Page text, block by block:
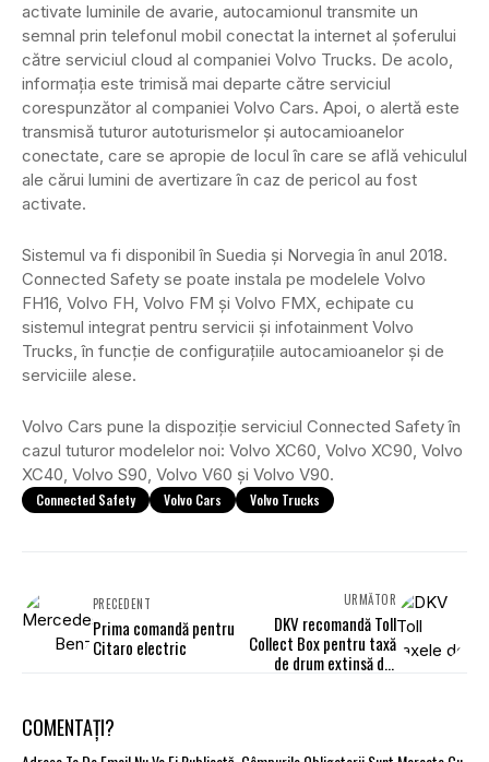
activate luminile de avarie, autocamionul transmite un
semnal prin telefonul mobil conectat la internet al șoferului
către serviciul cloud al companiei Volvo Trucks. De acolo,
informația este trimisă mai departe către serviciul
corespunzător al companiei Volvo Cars. Apoi, o alertă este
transmisă tuturor autoturismelor și autocamioanelor
conectate, care se apropie de locul în care se află vehiculul
ale cărui lumini de avertizare în caz de pericol au fost
activate.
Sistemul va fi disponibil în Suedia și Norvegia în anul 2018.
Connected Safety se poate instala pe modelele Volvo
FH16, Volvo FH, Volvo FM și Volvo FMX, echipate cu
sistemul integrat pentru servicii și infotainment Volvo
Trucks, în funcție de configurațiile autocamioanelor și de
serviciile alese.
Volvo Cars pune la dispoziție serviciul Connected Safety în
cazul tuturor modelelor noi: Volvo XC60, Volvo XC90, Volvo
XC40, Volvo S90, Volvo V60 și Volvo V90.
Connected Safety Volvo Cars Volvo Trucks
PRECEDENT
Prima comandă pentru
Citaro electric
URMĂTOR
DKV recomandă Toll
Collect Box pentru taxă
de drum extinsă din
COMENTAȚI?